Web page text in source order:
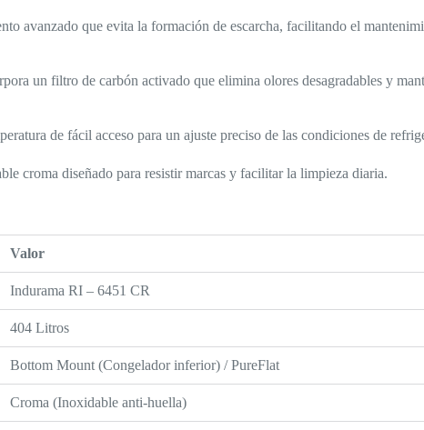
avanzado que evita la formación de escarcha, facilitando el
un filtro de carbón activado que elimina olores desagradables y
de fácil acceso para un ajuste preciso de las condiciones de
croma diseñado para resistir marcas y facilitar la limpieza diaria.
Valor
Indurama RI – 6451 CR
404 Litros
Bottom Mount (Congelador inferior) / PureFlat
Croma (Inoxidable anti-huella)